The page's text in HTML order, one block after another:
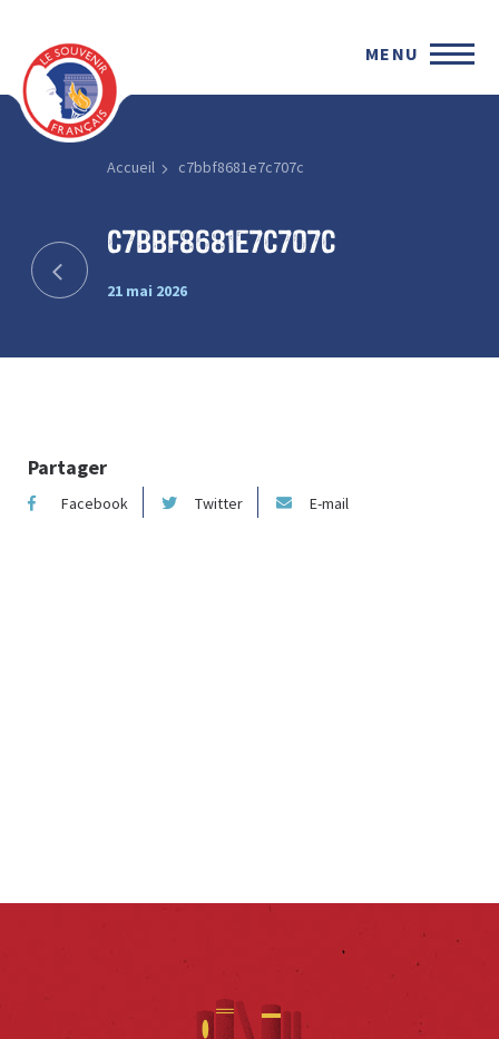
MENU
Accueil c7bbf8681e7c707c
c7bbf8681e7c707c
21 mai 2026
Partager
Facebook Twitter E-mail